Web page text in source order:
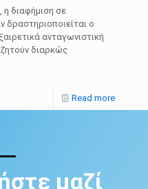
η διαφήμιση σε
δραστηριοποιείται ο
ανταγωνιστική
διαρκώς
Read more
μαζί